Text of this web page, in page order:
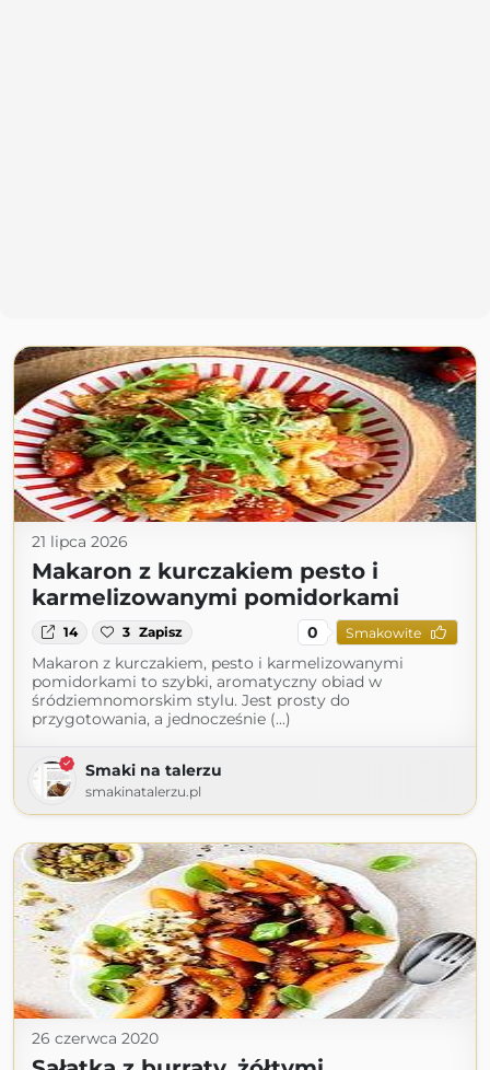
21 lipca 2026
Makaron z kurczakiem pesto i
karmelizowanymi pomidorkami
14 3 Zapisz 0 Smakowite
Makaron z kurczakiem, pesto i karmelizowanymi
pomidorkami to szybki, aromatyczny obiad w
śródziemnomorskim stylu. Jest prosty do
przygotowania, a jednocześnie (...)
Smaki na talerzu
smakinatalerzu.pl
26 czerwca 2020